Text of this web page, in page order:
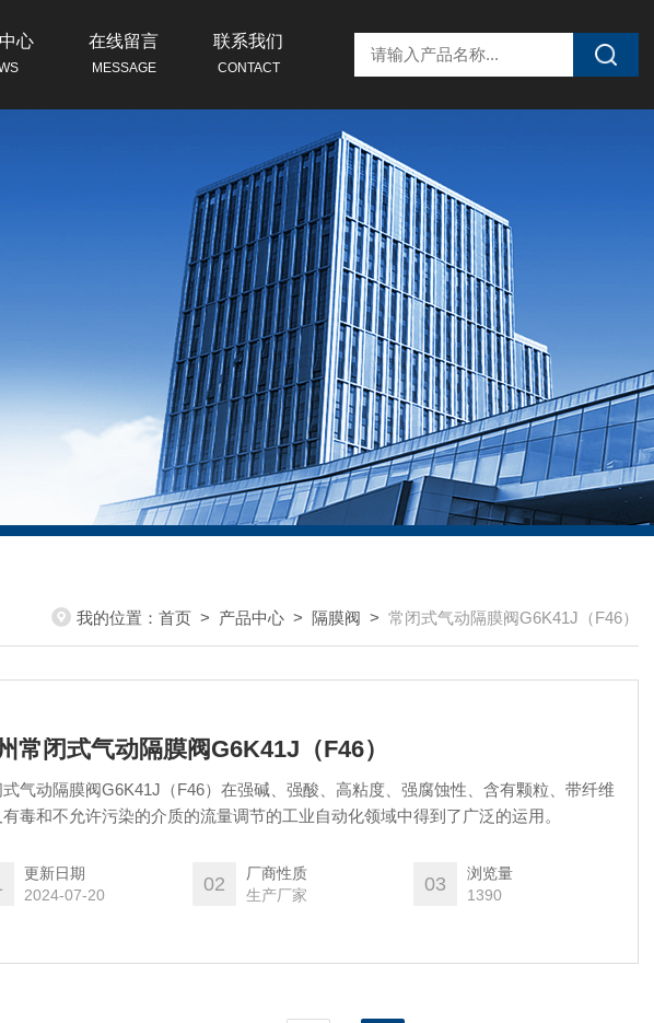
心 在线留言
MESSAGE
联系我们
CONTACT
我的位置： 首页 > 产品中心 > 隔膜阀 > 常闭式气动隔膜阀G6K41J（F46）
常闭式气动隔膜阀G6K41J（F46）
气动隔膜阀G6K41J（F46）在强碱、强酸、高粘度、强腐蚀性、含有颗粒、带纤维
有毒和不允许污染的介质的流量调节的工业自动化领域中得到了广泛的运用。
更新日期
2024-07-20
02
厂商性质
生产厂家
03
浏览量
1390